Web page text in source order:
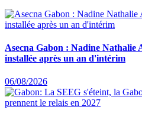
Asecna Gabon : Nadine Nathalie
installée après un an d'intérim
06/08/2026